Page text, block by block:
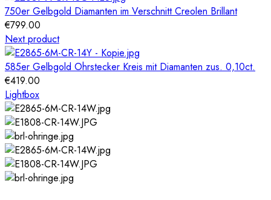
750er Gelbgold Diamanten im Verschnitt Creolen Brillant
€799.00
Next product
585er Gelbgold Ohrstecker Kreis mit Diamanten zus. 0,10ct.
€419.00
Lightbox